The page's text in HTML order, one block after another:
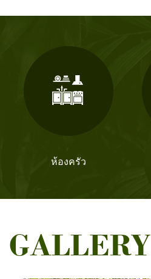
ห้องครัว
GALLERY